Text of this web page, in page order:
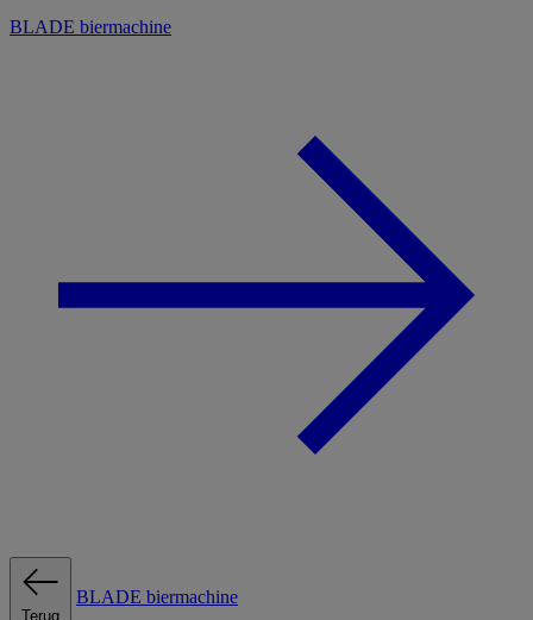
BLADE biermachine
Terug
BLADE biermachine